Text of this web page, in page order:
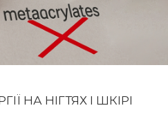
НА НІГТЯХ І ШКІРІ